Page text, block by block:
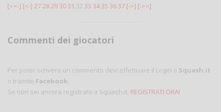
[<<-] [<-] 2728293031 32 33 3435 3637 [->] [->>]
Commenti dei giocatori
Per poter scrivere un commento devi effettuare il Login a Squash.it
o tramite Facebook.
Se non sei ancora registrato a Squash.it, REGISTRATI ORA!